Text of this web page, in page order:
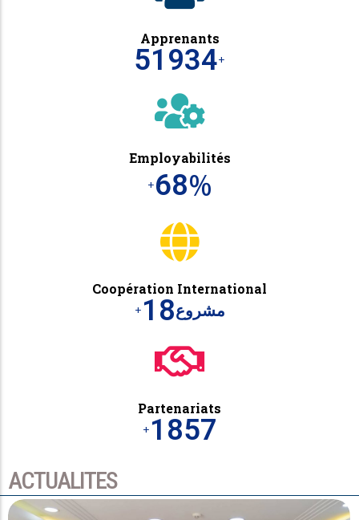
Apprenants
51999+
Employabilités
+69%
Coopération International
+ 19مشروع
Partenariats
+ 1865
ACTUALITES